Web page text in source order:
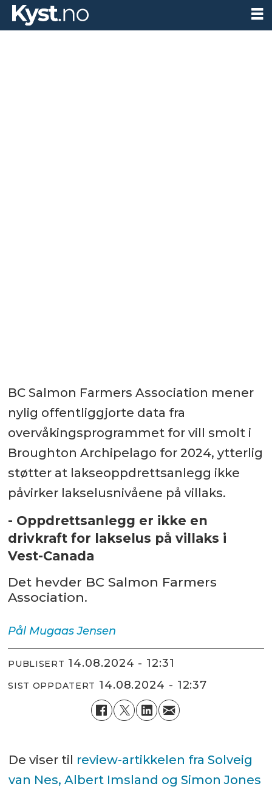
BC Salmon Farmers Association mener
nylig offentliggjorte data fra
overvåkingsprogrammet for vill smolt i
Broughton Archipelago for 2024, ytterlig
støtter at lakseoppdrettsanlegg ikke
påvirker lakselusnivåene på villaks.
- Oppdrettsanlegg er ikke en
drivkraft for lakselus på villaks i
Vest-Canada
Det hevder BC Salmon Farmers
Association.
Pål Mugaas Jensen
PUBLISERT 14.08.2024 - 12:31
SIST OPPDATERT 14.08.2024 - 12:37
De viser til review-artikkelen fra Solveig
van Nes, Albert Imsland og Simon Jones